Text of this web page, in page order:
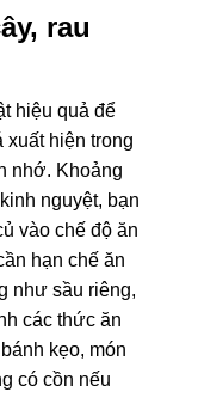
rau
hiệu quả để
xuất hiện trong
nhớ. Khoảng
nguyệt, bạn
vào chế độ ăn
hạn chế ăn
như sầu riêng,
các thức ăn
kẹo, món
có cồn nếu